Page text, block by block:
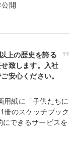
開
上の歴史を誇る
致します。入社
安心ください。
用紙に「子供たちに
冊のスケッチブック
できるサービスを